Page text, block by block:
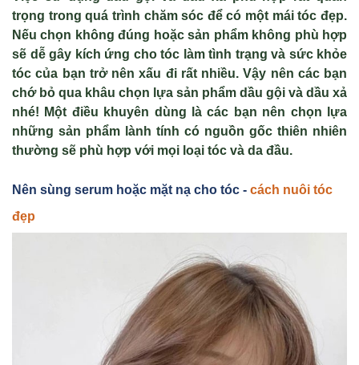
trọng trong quá trình chăm sóc để có một mái tóc đẹp.
Nếu chọn không đúng hoặc sản phẩm không phù hợp
sẽ dễ gây kích ứng cho tóc làm tình trạng và sức khỏe
tóc của bạn trở nên xấu đi rất nhiều. Vậy nên các bạn
chớ bỏ qua khâu chọn lựa sản phẩm dầu gội và dầu xả
nhé! Một điều khuyên dùng là các bạn nên chọn lựa
những sản phẩm lành tính có nguồn gốc thiên nhiên
thường sẽ phù hợp với mọi loại tóc và da đầu.
Nên sùng serum hoặc mặt nạ cho tóc - cách nuôi tóc
đẹp